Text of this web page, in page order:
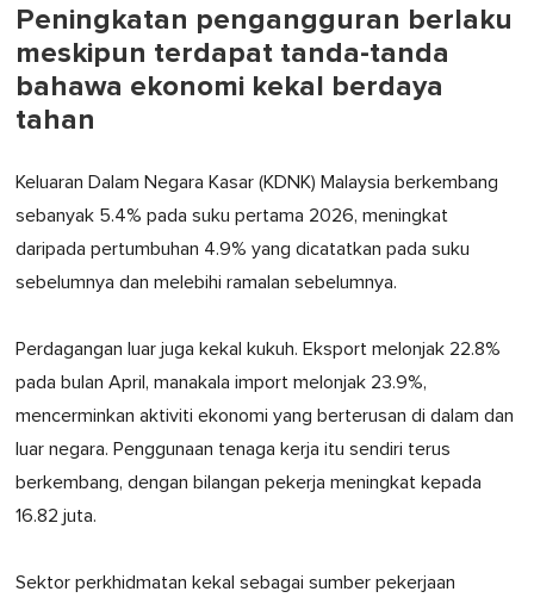
Peningkatan pengangguran berlaku
meskipun terdapat tanda-tanda
bahawa ekonomi kekal berdaya
tahan
Keluaran Dalam Negara Kasar (KDNK) Malaysia berkembang
sebanyak 5.4% pada suku pertama 2026, meningkat
daripada pertumbuhan 4.9% yang dicatatkan pada suku
sebelumnya dan melebihi ramalan sebelumnya.
Perdagangan luar juga kekal kukuh. Eksport melonjak 22.8%
pada bulan April, manakala import melonjak 23.9%,
mencerminkan aktiviti ekonomi yang berterusan di dalam dan
luar negara. Penggunaan tenaga kerja itu sendiri terus
berkembang, dengan bilangan pekerja meningkat kepada
16.82 juta.
Sektor perkhidmatan kekal sebagai sumber pekerjaan